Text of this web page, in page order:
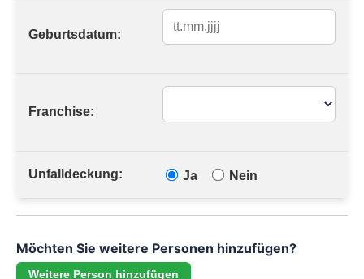
Geburtsdatum:
Franchise:
Unfalldeckung: Ja Nein
Möchten Sie weitere Personen hinzufügen?
Weitere Person hinzufügen